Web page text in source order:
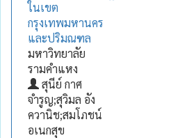
ในเขต
กรุงเทพมหานคร
และปริมณฑล
มหาวิทยาลัย
รามคำแหง
สุนีย์ กาศ
จำรูญ;สุวิมล อัง
ควานิช;สมโภชน์
อเนกสุข